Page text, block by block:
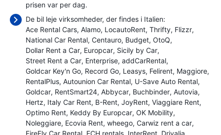
prisen var per dag.
De bil leje virksomheder, der findes i Italien:
Ace Rental Cars Alamo LocautoRent Thrifty Flizzr
National Car Rental Centauro Budget OtoQ
Dollar Rent a Car Europcar Sicily by Car
Street Rent a Car Enterprise addCarRental
Goldcar Key'n Go Record Go Leasys Felirent Maggiore
RentalPlus Autounion Car Rental U-Save Auto Rental
Goldcar RentSmart24 Abbycar Buchbinder Autovia
Hertz Italy Car Rent B-Rent JoyRent Viaggiare Rent
Optimo Rent Keddy By Europcar OK Mobility
Noleggiare Ecovia Rent wheego Carwiz rent a car
FireFly Car Rental ECH rentals InterRent Drivalia